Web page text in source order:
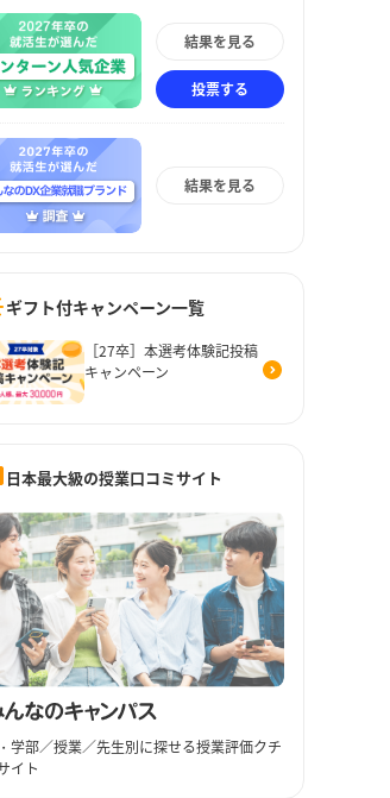
結果を見る
投票する
結果を見る
ギフト付キャンペーン一覧
［27卒］本選考体験記投稿
キャンペーン
日本最大級の授業口コミサイト
学部／授業／先生別に探せる授業評価クチ
イト